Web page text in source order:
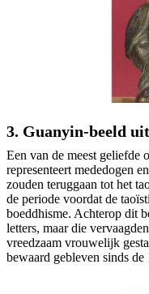
3. Guanyin-beeld
Een van de meest geliefde
representeert mededogen
zouden teruggaan tot het
de periode voordat de
boeddhisme. Achterop dit
letters, maar die
vreedzaam vrouwelijk
bewaard gebleven sinds de